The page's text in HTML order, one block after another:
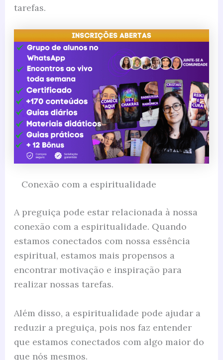
tarefas.
Conexão com a espiritualidade
A preguiça pode estar relacionada à nossa
conexão com a espiritualidade. Quando
estamos conectados com nossa essência
espiritual, estamos mais propensos a
encontrar motivação e inspiração para
realizar nossas tarefas.
Além disso, a espiritualidade pode ajudar a
reduzir a preguiça, pois nos faz entender
que estamos conectados com algo maior do
que nós mesmos.